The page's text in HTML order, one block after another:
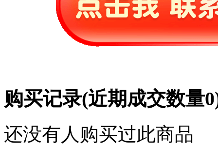
购买记录(近期成交数量0
还没有人购买过此商品